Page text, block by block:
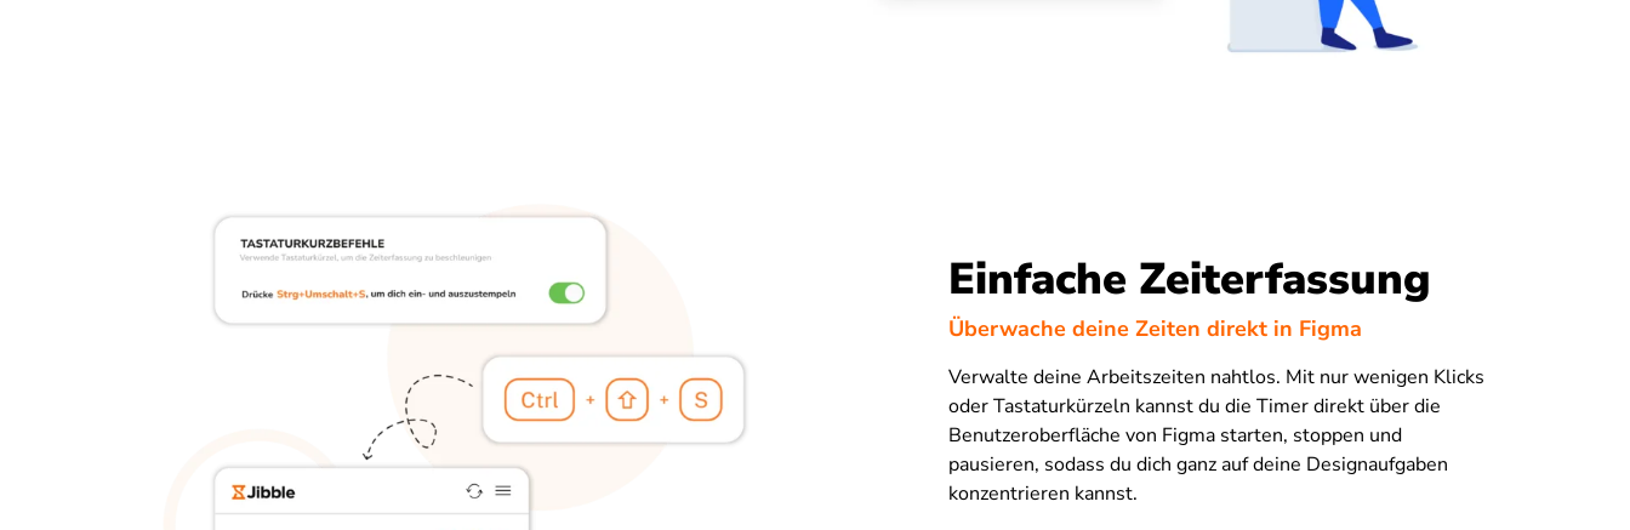
Einfache Zeiterfassung
Überwache deine Zeiten direkt in Figma
Verwalte deine Arbeitszeiten nahtlos. Mit nur wenigen Klicks
oder Tastaturkürzeln kannst du die Timer direkt über die
Benutzeroberfläche von Figma starten, stoppen und
pausieren, sodass du dich ganz auf deine Designaufgaben
konzentrieren kannst.